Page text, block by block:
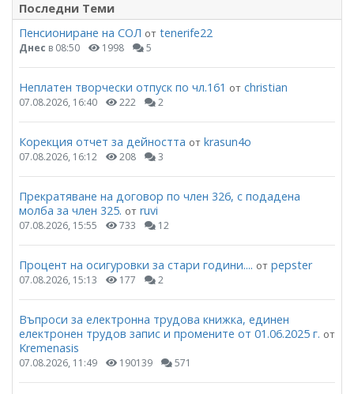
Последни Теми
Пенсиониране на СОЛ от tenerife22
Днес в 08:50 1998 5
Неплатен творчески отпуск по чл.161 от christian
07.08.2026, 16:40 222 2
Корекция отчет за дейността от krasun4o
07.08.2026, 16:12 208 3
Прекратяване на договор по член 326, с подадена
молба за член 325. от ruvi
07.08.2026, 15:55 733 12
Процент на осигуровки за стари години.... от pepster
07.08.2026, 15:13 177 2
Въпроси за електронна трудова книжка, единен
електронен трудов запис и промените от 01.06.2025 г. от
Kremenasis
07.08.2026, 11:49 190139 571